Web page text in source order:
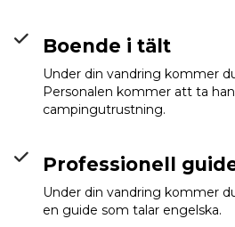
Boende i tält
Under din vandring kommer
Personalen kommer att ta
campingutrustning.
Professionell
Under din vandring kommer
en guide som talar engelska.